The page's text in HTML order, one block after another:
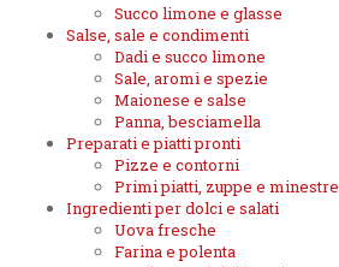
Succo limone e glasse
Salse, sale e condimenti
Dadi e succo limone
Sale, aromi e spezie
Maionese e salse
Panna, besciamella
Preparati e piatti pronti
Pizze e contorni
Primi piatti, zuppe e minestre
Ingredienti per dolci e salati
Uova fresche
Farina e polenta